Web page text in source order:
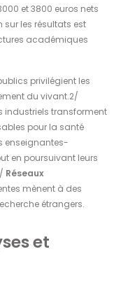
et 3800 euros nets
sur les résultats est
académiques
privilégient les
du vivant.2/
industriels transforment
pour la santé
enseignantes-
en poursuivant leurs
Réseaux
mènent à des
étrangers.
et